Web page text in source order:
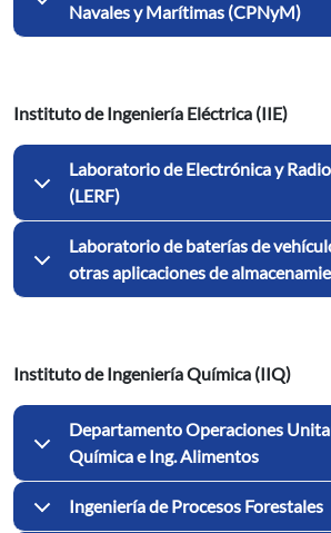
Navales y Marítimas (CPNyM)
Instituto de Ingeniería Eléctrica (IIE)
Laboratorio de Electrónica y
(LERF)
Laboratorio de baterías de
otras aplicaciones de
Instituto de Ingeniería Química (IIQ)
Departamento Operaciones
Química e Ing. Alimentos
Ingeniería de Procesos Forestales